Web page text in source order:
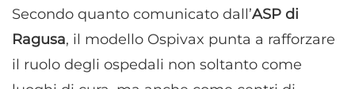
Secondo quanto comunicato dall’ASP di
Ragusa, il modello Ospivax punta a rafforzare
il ruolo degli ospedali non soltanto come